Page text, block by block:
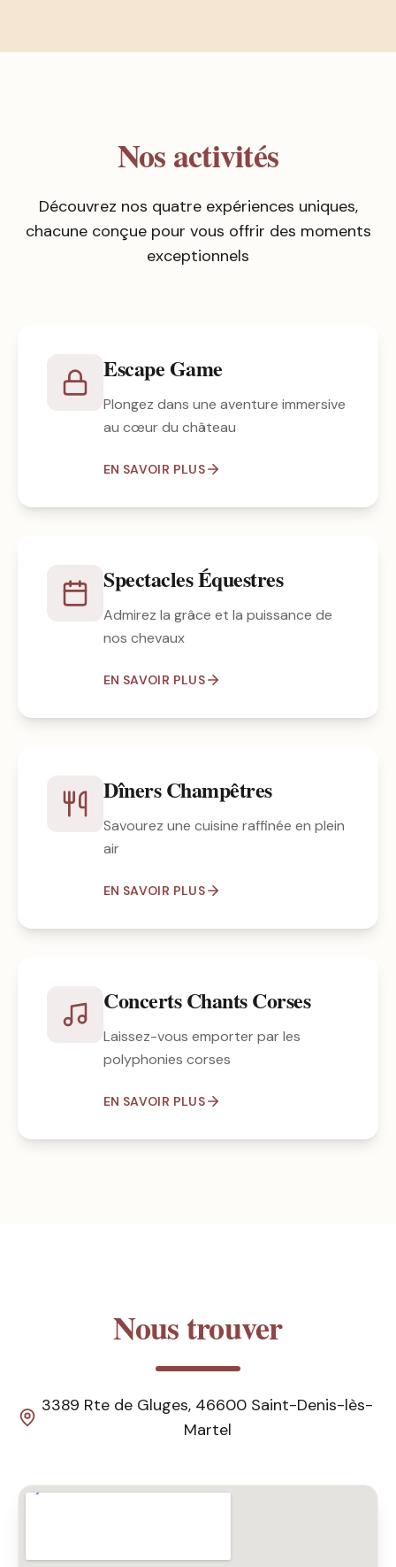
Nos activités
Découvrez nos quatre expériences uniques,
chacune conçue pour vous offrir des moments
exceptionnels
Escape Game
Plongez dans une aventure immersive
au cœur du château
EN SAVOIR PLUS
Spectacles Équestres
Admirez la grâce et la puissance de
nos chevaux
EN SAVOIR PLUS
Dîners Champêtres
Savourez une cuisine raffinée en plein
air
EN SAVOIR PLUS
Concerts Chants Corses
Laissez-vous emporter par les
polyphonies corses
EN SAVOIR PLUS
Nous trouver
3389 Rte de Gluges, 46600 Saint-Denis-lès-
Martel